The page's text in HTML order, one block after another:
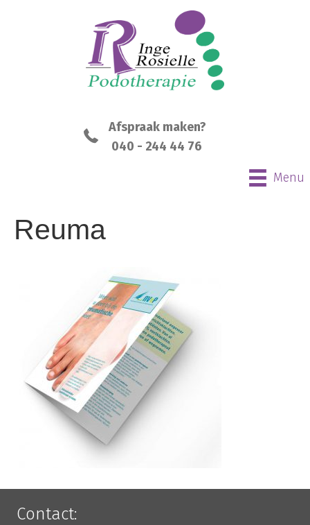
Afspraak maken?
040 - 244 44 76
Menu
Reuma
Contact: